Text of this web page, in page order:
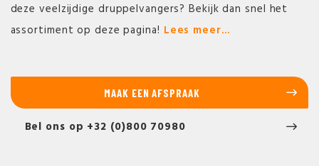
deze veelzijdige druppelvangers? Bekijk dan snel het
assortiment op deze pagina! Lees meer...
MAAK EEN AFSPRAAK
Bel ons op +32 (0)800 70980